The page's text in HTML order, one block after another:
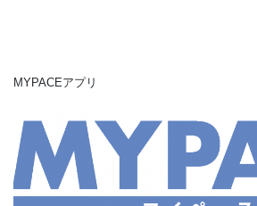
ビ
ー
シ
ョ
ン
MYPACEアプリ